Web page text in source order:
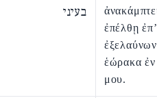
בעיני
ἐπέλθῃ
ἑώρακα ἐν
μου.